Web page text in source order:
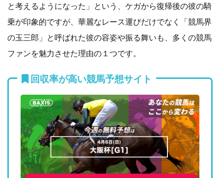
と考えるようになった」という、ケガから復帰後の彼の騎
乗が印象的ですが、華麗なレース運びだけでなく「競馬界
の玉三郎」と呼ばれた彼の容姿や振る舞いも、多くの競馬
ファンを魅力させた理由の１つです。
回収率が高い競馬予想サイト